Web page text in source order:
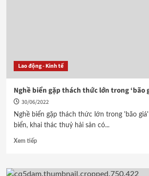
Lao động - Kinh tế
Nghề biển gặp thách thức lớn trong ‘bão
30/06/2022
Nghề biển gặp thách thức lớn trong 'bão
biển, khai thác thuỷ hải sản có...
Xem tiếp